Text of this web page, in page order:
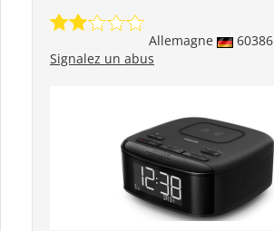
Allemagne 60386
Signalez un abus